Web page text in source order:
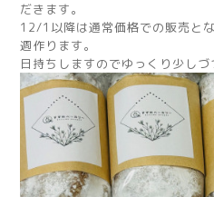
だきます。
12/1以降は通常価格での販売と
週作ります。
日持ちしますのでゆっくり少しづ